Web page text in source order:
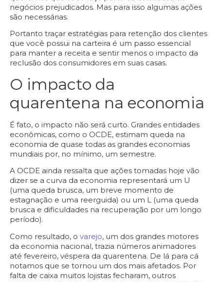
negócios prejudicados. Mas para isso algumas ações
são necessárias.
Portanto traçar estratégias para retenção dos clientes
que você possui na carteira é um passo essencial
para manter a receita e sentir menos o impacto da
reclusão dos consumidores em suas casas.
O impacto da
quarentena na economia
É fato, o impacto não será curto. Grandes entidades
econômicas, como o OCDE, estimam queda na
economia de quase todas as grandes economias
mundiais por, no mínimo, um semestre.
A OCDE ainda ressalta que ações tomadas hoje vão
dizer se a curva da economia representará um U
(uma queda brusca, um breve momento de
estagnação e uma reerguida) ou um L (uma queda
brusca e dificuldades na recuperação por um longo
período).
Como resultado, o varejo, um dos grandes motores
da economia nacional, trazia números animadores
até fevereiro, véspera da quarentena. De lá para cá
notamos que se tornou um dos mais afetados. Por
falta de caixa muitos lojistas fecharam, outros